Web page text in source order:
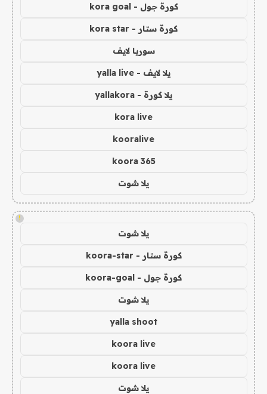
كورة جول - kora goal
كورة ستار - kora star
سوريا لايف
يلا لايف - yalla live
يلا كورة - yallakora
kora live
kooralive
koora 365
يلا شوت
!
يلا شوت
كورة ستار - koora-star
كورة جول - koora-goal
يلا شوت
yalla shoot
koora live
koora live
يلا شوت